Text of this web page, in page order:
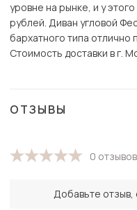
уровне на рынке, и у
рублей. Диван угловой
бархатного типа отлично
Стоимость доставки в г.
ОТЗЫВЫ
0 отзывов
Добавьте отзыв,